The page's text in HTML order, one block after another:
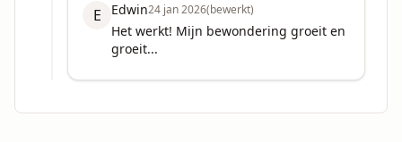
E Edwin24 jan 2026(bewerkt)
Het werkt! Mijn bewondering groeit en
groeit...